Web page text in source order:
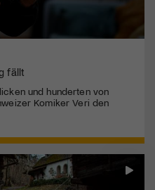
fällt
und hunderten von
Komiker Veri den